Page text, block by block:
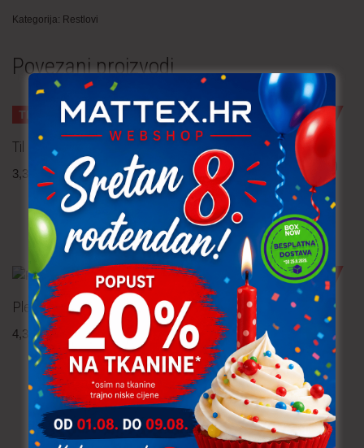
Kategorija: Restlovi
Povezani proizvodi
TRAJNO NISKA CIJENA!
Til čipka – 1.40 m
3,30 € uključ. PDV po metru
TRAJNO NISKA CIJENA!
Jersey – srca crvena 4.80
m
1,20€ uključ. PDV po metru
Pletenina 1.70 m
4,30€ uključ. PDV po metru
TRAJNO NISKA CIJENA!
Popelin – cvijeće 1.80 m
2,80 € uključ. PDV po metru